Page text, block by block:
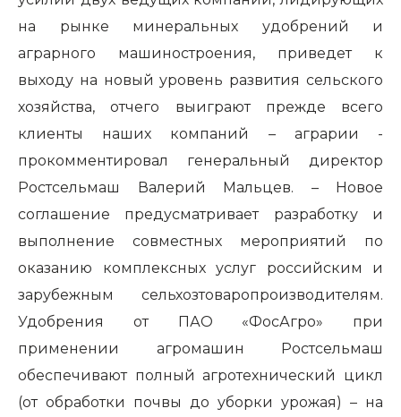
на рынке минеральных удобрений и
аграрного машиностроения, приведет к
выходу на новый уровень развития сельского
хозяйства, отчего выиграют прежде всего
клиенты наших компаний – аграрии -
прокомментировал генеральный директор
Ростсельмаш Валерий Мальцев. – Новое
соглашение предусматривает разработку и
выполнение совместных мероприятий по
оказанию комплексных услуг российским и
зарубежным cельхозтоваропроизводителям.
Удобрения от ПАО «ФосАгро» при
применении агромашин Ростсельмаш
обеспечивают полный агротехнический цикл
(от обработки почвы до уборки урожая) – на